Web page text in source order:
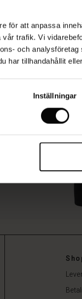
för att anpassa
trafik. Vi
och
har tillhandahållit
Inställningar